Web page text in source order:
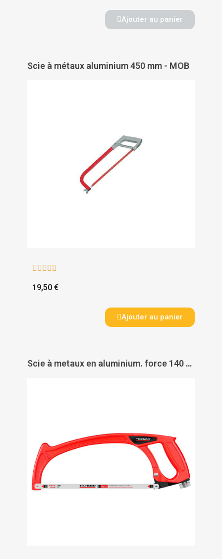
Ajouter au panier
Scie à métaux aluminium 450 mm - MOB
    
19,50 €
Ajouter au panier
Scie à metaux en aluminium. force 140 kg - TECHMAN